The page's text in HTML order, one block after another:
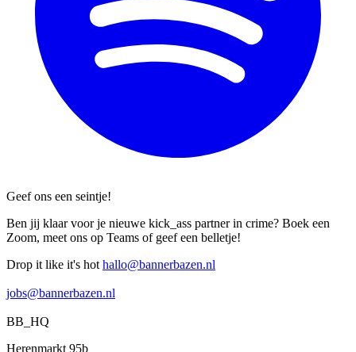
Geef ons een seintje!
Ben jij klaar voor je nieuwe kick_ass partner in crime? Boek een
Zoom, meet ons op Teams of geef een belletje!
Drop it like it's hot hallo@bannerbazen.nl
jobs@bannerbazen.nl
BB_HQ
Herenmarkt 95b